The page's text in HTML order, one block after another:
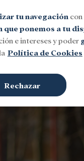
y becasCultura
tu navegación
ponemos a tu
e intereses y poder
Política de Cookies
Rechazar